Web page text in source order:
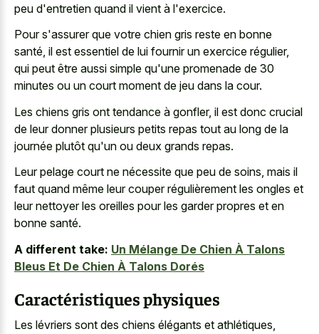
peu d'entretien quand il vient à l'exercice.
Pour s'assurer que votre chien gris reste en bonne
santé, il est essentiel de lui fournir un exercice régulier,
qui peut être aussi simple qu'une promenade de 30
minutes ou un court moment de jeu dans la cour.
Les chiens gris ont tendance à gonfler, il est donc crucial
de leur donner plusieurs petits repas tout au long de la
journée plutôt qu'un ou deux grands repas.
Leur pelage court ne nécessite que peu de soins, mais il
faut quand même leur couper régulièrement les ongles et
leur nettoyer les oreilles pour les garder propres et en
bonne santé.
A different take: Un Mélange De Chien À Talons
Bleus Et De Chien À Talons Dorés
Caractéristiques physiques
Les lévriers sont des chiens élégants et athlétiques,